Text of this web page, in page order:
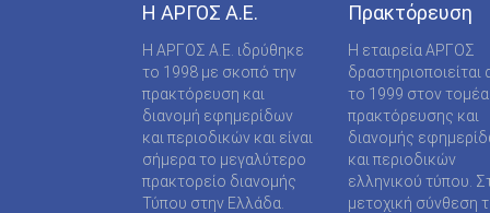
S.A.J.P. ΕΚΔΟΤΙΚΗ ΙΚΕ
SABD ΕΚΔΟΤΙΚΗ Α.Ε
SHOP SUPPLY ΠΡΟΜΗΘΕΙΕΣ
SPORTDAY ΑΕΠΕΕ
STARCOM PRESS ΕΤΑΙΡΕΙΑ
Η ΑΡΓΟΣ A.E.
Η ΑΡΓΟΣ A.E. ιδρύθηκε
το 1998 με σκοπό την
πρακτόρευση και
διανομή εφημερίδων
και περιοδικών και είναι
σήμερα το μεγαλύτερο
πρακτορείο διανομής
Τύπου στην Ελλάδα.
Πρακτόρευση
Η εταιρεία ΑΡΓΟΣ
δραστηριοποιείται
το 1999 στον τομέα
πρακτόρευσης και
διανομής
και περιοδικών
ελληνικού τύπου.
μετοχική σύνθεση